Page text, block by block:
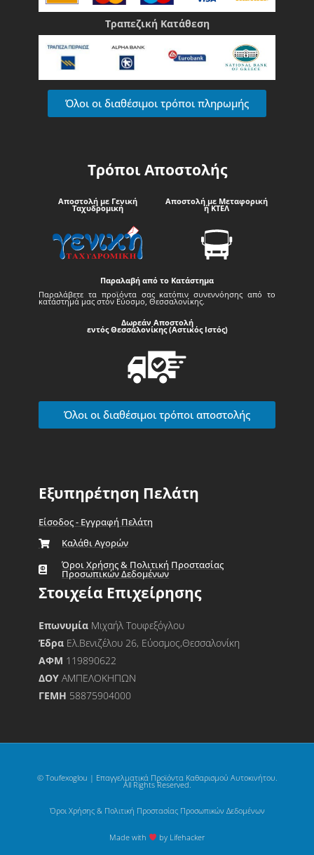
Τραπεζική Κατάθεση
Όλοι οι διαθέσιμοι τρόποι πληρωμής
Τρόποι Αποστολής
Αποστολή με Γενική
Ταχυδρομική
Αποστολή με Μεταφορική
ή ΚΤΕΛ
Παραλαβή από το Κατάστημα
Παραλάβετε τα προϊόντα σας κατόπιν συνεννόησης από το
κατάστημά μας στον Εύοσμο, Θεσσαλονίκης.
Δωρεάν Αποστολή
εντός Θεσσαλονίκης (Αστικός Ιστός)
Όλοι οι διαθέσιμοι τρόποι αποστολής
Εξυπηρέτηση Πελάτη
Είσοδος - Εγγραφή Πελάτη
Καλάθι Αγορών
Όροι Χρήσης & Πολιτική Προστασίας
Προσωπικών Δεδομένων
Στοιχεία Επιχείρησης
Επωνυμία Μιχαήλ Τουφεξόγλου
Έδρα Ελ.Βενιζέλου 26, Εύοσμος,Θεσσαλονίκη
ΑΦΜ 119890622
ΔΟΥΑΜΠΕΛΟΚΗΠΩΝ
ΓΕΜΗ 58875904000
© Toufexoglou | Επαγγελματικά Προϊόντα Καθαρισμού Αυτοκινήτου.
All Rights Reserved.
Όροι Χρήσης & Πολιτική Προστασίας Προσωπικών Δεδομένων
Made with by Lifehacker